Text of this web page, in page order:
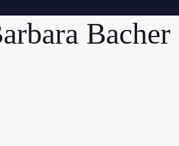
Bacher